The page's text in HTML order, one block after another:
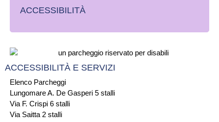
ACCESSIBILITÀ
Elenco Parcheggi
Lungomare A. De Gasperi 5 stalli
Via F. Crispi 6 stalli
Via Saitta 2 stalli
ACCESSIBILITÀ E SERVIZI